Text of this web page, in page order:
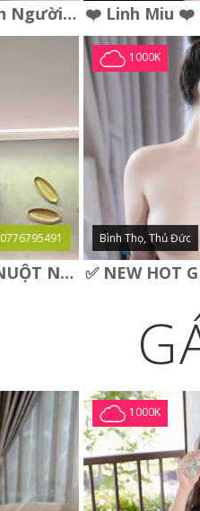
❤️An Nhiên❤️Mỹ Nữ Vạn Người Mê,Da Trắng, Mặt Xynh, Đẹp Từng
0776795491
❣️HÂN BABY❣️GỢI CẢM NUỘT NÀ DÁNG SON XINH XINH QUYẾN RŨ
1000K
Bình Thọ, Thủ Đức
1000K